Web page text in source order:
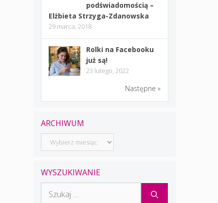
podświadomością –
Elżbieta Strzyga-Zdanowska
29 marca, 2018
Rolki na Facebooku
już są!
23 lutego, 2022
Następne »
ARCHIWUM
Archiwum
WYSZUKIWANIE